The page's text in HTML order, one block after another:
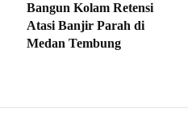
Bangun Kolam Retensi
Atasi Banjir Parah di
Medan Tembung